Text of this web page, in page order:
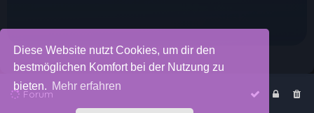
Diese Website nutzt Cookies, um dir den
bestmöglichen Komfort bei der Nutzung zu
bieten. Mehr erfahren
Forum